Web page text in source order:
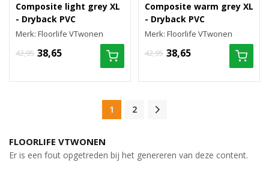
Composite light grey XL
- Dryback PVC
Merk: Floorlife VTwonen
42,95 38,65
Composite warm grey XL
- Dryback PVC
Merk: Floorlife VTwonen
42,95 38,65
1 2
FLOORLIFE VTWONEN
Er is een fout opgetreden bij het genereren van deze content.